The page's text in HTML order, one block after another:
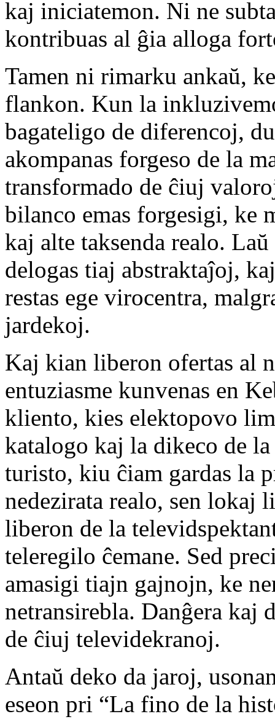
kaj iniciatemon. Ni ne
kontribuas al ĝia alloga
Tamen ni rimarku ankaŭ,
flankon. Kun la
bagateligo de diferencoj,
akompanas forgeso de la
transformado de ĉiuj
bilanco emas forgesigi, ke
kaj alte taksenda realo.
delogas tiaj abstraktaĵoj,
restas ege virocentra,
jardekoj.
Kaj kian liberon ofertas al
entuziasme kunvenas en
kliento, kies elektopovo
katalogo kaj la dikeco de
turisto, kiu ĉiam gardas la
nedezirata realo, sen lokaj
liberon de la
teleregilo ĉemane. Sed
amasigi tiajn gajnojn, ke
netransirebla. Danĝera
de ĉiuj televidekranoj.
Antaŭ deko da jaroj,
eseon pri “La fino de la